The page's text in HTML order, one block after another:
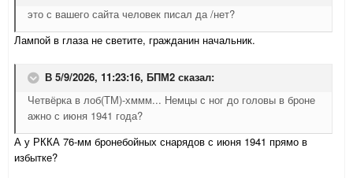
это с вашего сайта человек писал да /нет?
Лампой в глаза не светите, гражданин начальник.
В 5/9/2026, 11:23:16, БПМ2 сказал:
Четвёрка в лоб(ТМ)-хммм... Немцы с ног до головы в броне
ажно с июня 1941 года?
А у РККА 76-мм бронебойных снарядов с июня 1941 прямо в
избытке?